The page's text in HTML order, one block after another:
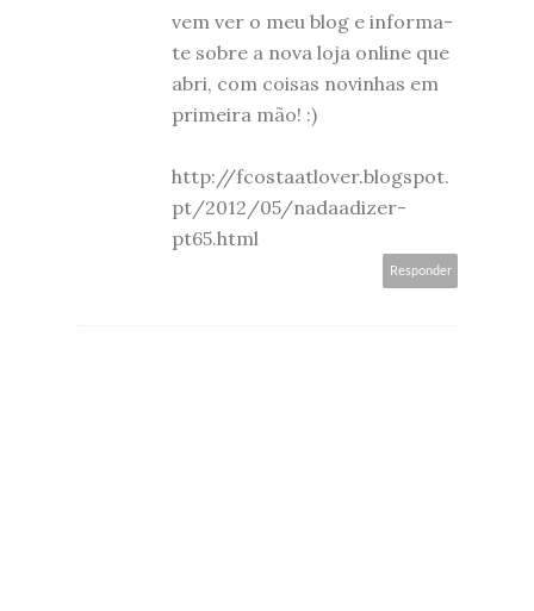
vem ver o meu blog e informa-
te sobre a nova loja online que
abri, com coisas novinhas em
primeira mão! :)
http://fcostaatlover.blogspot.
pt/2012/05/nadaadizer-
pt65.html
Responder